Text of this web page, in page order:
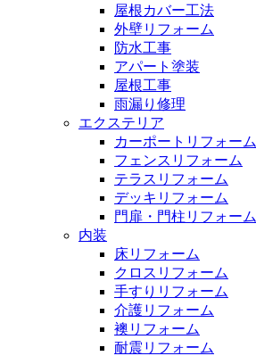
屋根カバー工法
外壁リフォーム
防水工事
アパート塗装
屋根工事
雨漏り修理
エクステリア
カーポートリフォーム
フェンスリフォーム
テラスリフォーム
デッキリフォーム
門扉・門柱リフォーム
内装
床リフォーム
クロスリフォーム
手すりリフォーム
介護リフォーム
襖リフォーム
耐震リフォーム